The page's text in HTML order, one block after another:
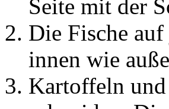
Seite mit der
Die Fische
innen wie
Kartoffeln